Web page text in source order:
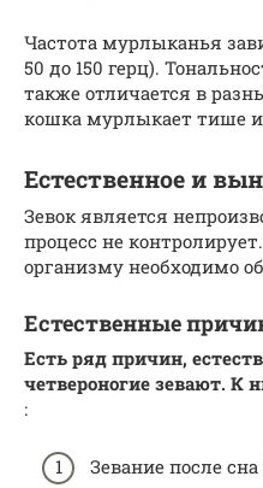
Частота мурлыканья
50 до 150 герц).
также отличается в
кошка мурлыкает тише
Естественное и
Зевок является
процесс не
организму необходимо
Естественные
Есть ряд причин,
четвероногие зевают. К
:
Зевание после